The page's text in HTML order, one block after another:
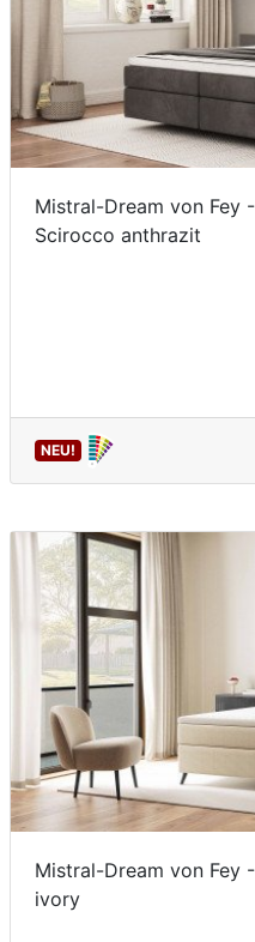
Mistral-Dream von Fey
Scirocco anthrazit
NEU!
Mistral-Dream von Fey
ivory